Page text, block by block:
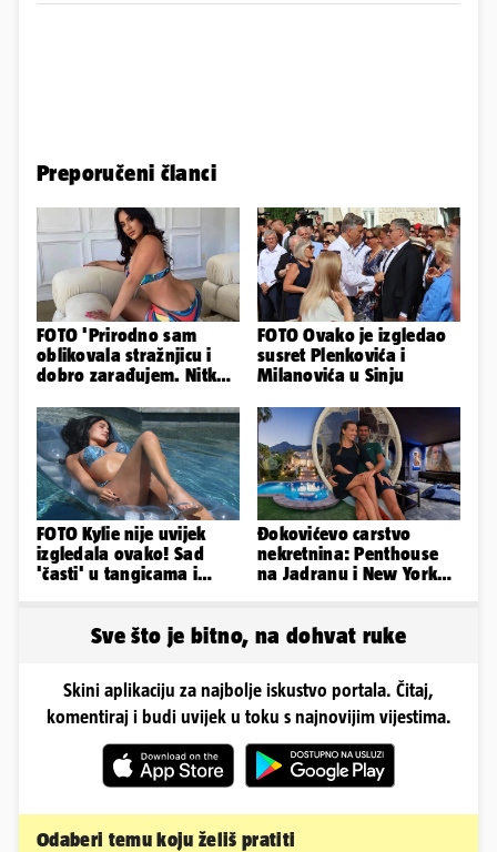
Preporučeni članci
FOTO 'Prirodno sam
oblikovala stražnjicu i
dobro zarađujem. Nitko
FOTO Ovako je izgledao
susret Plenkovića i
Milanovića u Sinju
FOTO Kylie nije uvijek
izgledala ovako! Sad
'časti' u tangicama i
Đokovićevo carstvo
nekretnina: Penthouse
na Jadranu i New Yorku,
Sve što je bitno, na dohvat ruke
Skini aplikaciju za najbolje iskustvo portala. Čitaj,
komentiraj i budi uvijek u toku s najnovijim vijestima.
Odaberi temu koju želiš pratiti